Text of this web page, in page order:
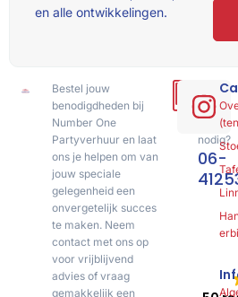
Bestel jouw
benodigdheden bij
Number One
Partyverhuur en laat
ons je helpen om van
jouw speciale
gelegenheid een
onvergetelijk succes
te maken. Neem
contact met ons op
voor vrijblijvend
advies of vraag
gemakkelijk een
Hulp
of
advies
nodig?
06-
en alle ontwikkelingen.